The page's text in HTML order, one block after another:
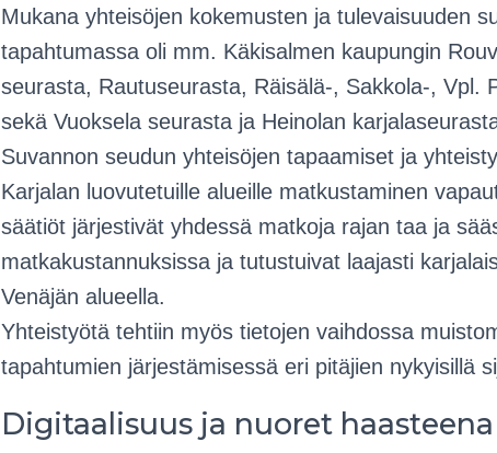
Mukana yhteisöjen kokemusten ja tulevaisuuden
tapahtumassa oli mm. Käkisalmen kaupungin
seurasta, Rautuseurasta, Räisälä-, Sakkola-, Vpl.
sekä Vuoksela seurasta ja Heinolan
Suvannon seudun yhteisöjen tapaamiset ja
Karjalan luovutetuille alueille matkustaminen
säätiöt järjestivät yhdessä matkoja rajan taa ja
matkakustannuksissa ja tutustuivat laajasti
Venäjän alueella.
Yhteistyötä tehtiin myös tietojen vaihdossa
tapahtumien järjestämisessä eri pitäjien nykyisillä
Digitaalisuus ja nuoret haasteena